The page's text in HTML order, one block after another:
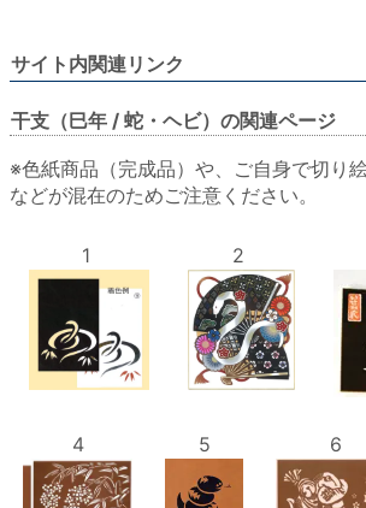
サイト内関連リンク
干支（巳年 / 蛇・ヘビ）の関連ページ
※色紙商品（完成品）や、ご自身で切り
などが混在のためご注意ください。
1 2
4 5 6